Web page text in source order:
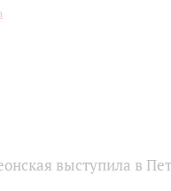
выступила в